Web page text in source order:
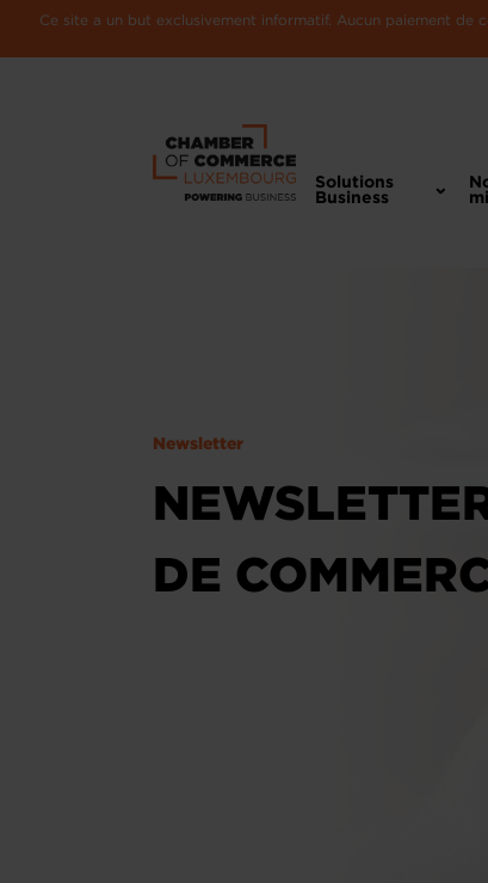
Ce site a un but exclusivement informatif. Aucun paiement
Solutions
Business
Newsletter
DE